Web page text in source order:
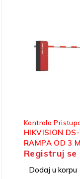
Kontrola
HIKVISION
RAMPA OD 3
Registruj se
Dodaj u korpu